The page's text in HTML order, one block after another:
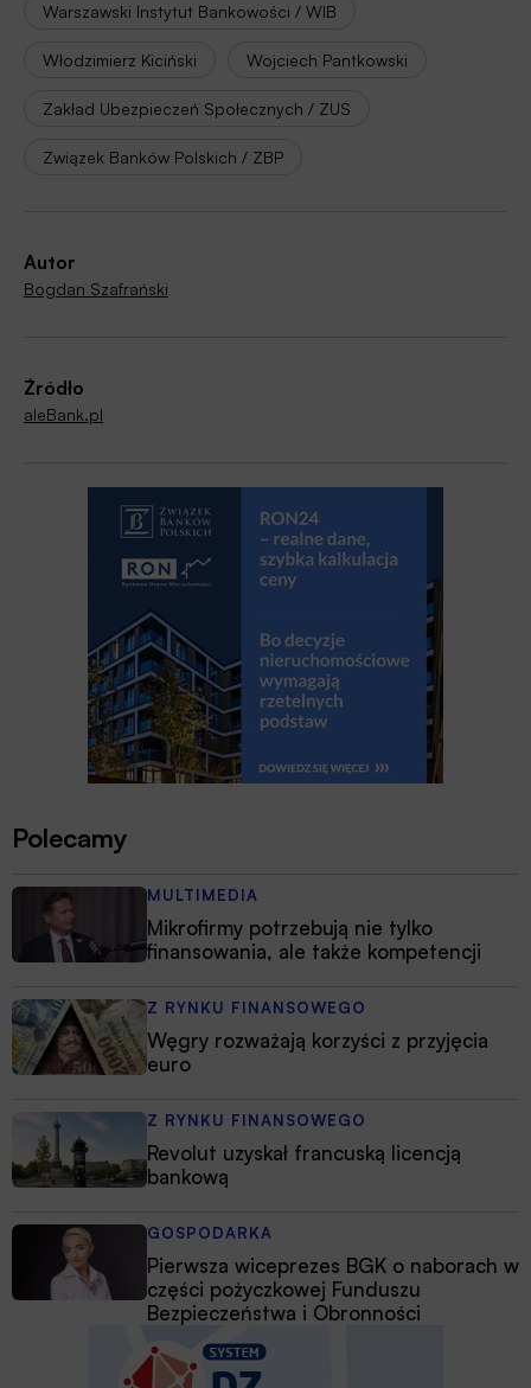
Warszawski Instytut Bankowości / WIB
Włodzimierz Kiciński Wojciech Pantkowski
Zakład Ubezpieczeń Społecznych / ZUS
Związek Banków Polskich / ZBP
Autor
Bogdan Szafrański
Źródło
aleBank.pl
Polecamy
MULTIMEDIA
Mikrofirmy potrzebują nie tylko
finansowania, ale także kompetencji
Z RYNKU FINANSOWEGO
Węgry rozważają korzyści z przyjęcia
euro
Z RYNKU FINANSOWEGO
Revolut uzyskał francuską licencją
bankową
GOSPODARKA
Pierwsza wiceprezes BGK o naborach w
części pożyczkowej Funduszu
Bezpieczeństwa i Obronności